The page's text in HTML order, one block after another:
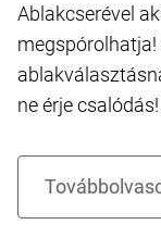
Ablakcserével
ne érje csalódás!